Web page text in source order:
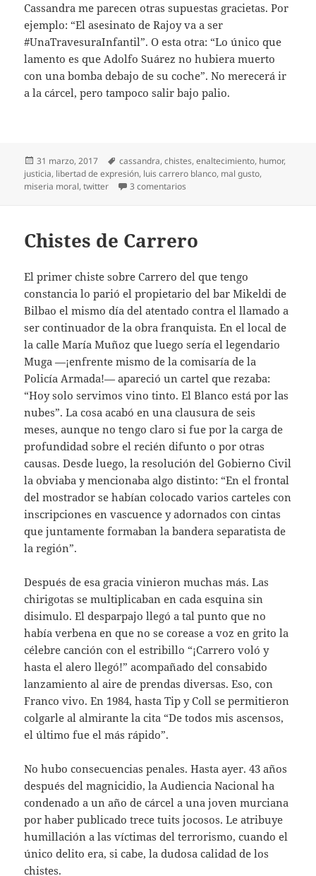
Cassandra me parecen otras supuestas gracietas. Por
ejemplo: “El asesinato de Rajoy va a ser
#UnaTravesuraInfantil”. O esta otra: “Lo único que
lamento es que Adolfo Suárez no hubiera muerto
con una bomba debajo de su coche”. No merecerá ir
a la cárcel, pero tampoco salir bajo palio.
Publicado
el
31 marzo, 2017 Etiquetas
cassandra,chistes,enaltecimiento, humor,
justicia, libertad de expresión, luis carrero blanco, mal gusto,
miseria moral,twitter 3 comentarios
Chistes de Carrero
El primer chiste sobre Carrero del que tengo
constancia lo parió el propietario del bar Mikeldi de
Bilbao el mismo día del atentado contra el llamado a
ser continuador de la obra franquista. En el local de
la calle María Muñoz que luego sería el legendario
Muga —¡enfrente mismo de la comisaría de la
Policía Armada!— apareció un cartel que rezaba:
“Hoy solo servimos vino tinto. El Blanco está por las
nubes”. La cosa acabó en una clausura de seis
meses, aunque no tengo claro si fue por la carga de
profundidad sobre el recién difunto o por otras
causas. Desde luego, la resolución del Gobierno Civil
la obviaba y mencionaba algo distinto: “En el frontal
del mostrador se habían colocado varios carteles con
inscripciones en vascuence y adornados con cintas
que juntamente formaban la bandera separatista de
la región”.
Después de esa gracia vinieron muchas más. Las
chirigotas se multiplicaban en cada esquina sin
disimulo. El desparpajo llegó a tal punto que no
había verbena en que no se corease a voz en grito la
célebre canción con el estribillo “¡Carrero voló y
hasta el alero llegó!” acompañado del consabido
lanzamiento al aire de prendas diversas. Eso, con
Franco vivo. En 1984, hasta Tip y Coll se permitieron
colgarle al almirante la cita “De todos mis ascensos,
el último fue el más rápido”.
No hubo consecuencias penales. Hasta ayer. 43 años
después del magnicidio, la Audiencia Nacional ha
condenado a un año de cárcel a una joven murciana
por haber publicado trece tuits jocosos. Le atribuye
humillación a las víctimas del terrorismo, cuando el
único delito era, si cabe, la dudosa calidad de los
chistes.